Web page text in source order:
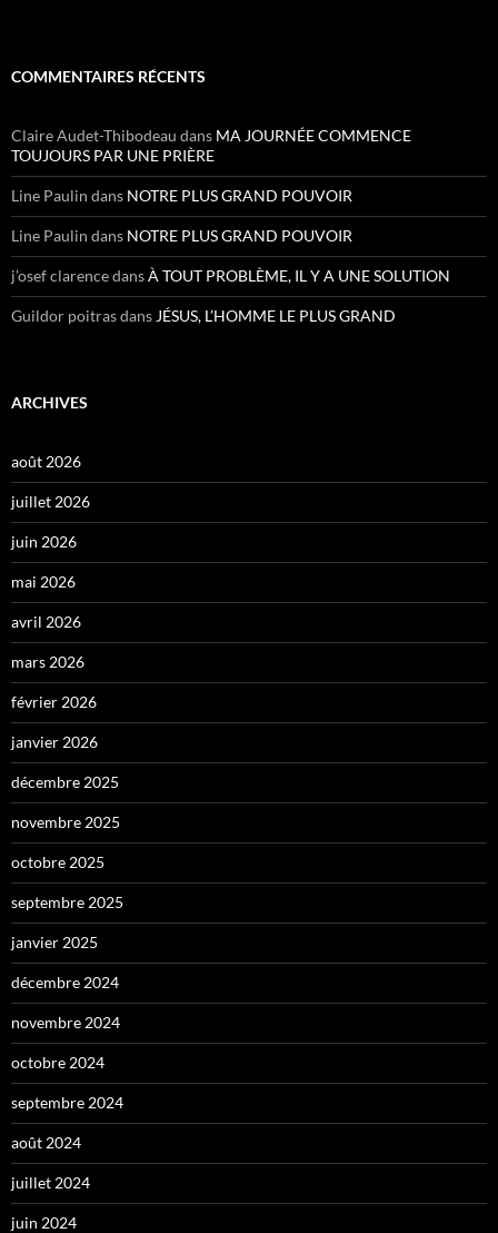
COMMENTAIRES RÉCENTS
Claire Audet-Thibodeau dans MA JOURNÉE COMMENCE
TOUJOURS PAR UNE PRIÈRE
Line Paulin dans NOTRE PLUS GRAND POUVOIR
Line Paulin dans NOTRE PLUS GRAND POUVOIR
j’osef clarencedansÀ TOUT PROBLÈME, IL Y A UNE SOLUTION
Guildor poitrasdans JÉSUS, L’HOMME LE PLUS GRAND
ARCHIVES
août 2026
juillet 2026
juin 2026
mai 2026
avril 2026
mars 2026
février 2026
janvier 2026
décembre 2025
novembre 2025
octobre 2025
septembre 2025
janvier 2025
décembre 2024
novembre 2024
octobre 2024
septembre 2024
août 2024
juillet 2024
juin 2024